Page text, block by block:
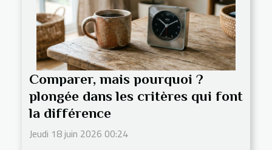
Comparer, mais pourquoi ?
plongée dans les critères qui font
la différence
Jeudi 18 juin 2026 00:24